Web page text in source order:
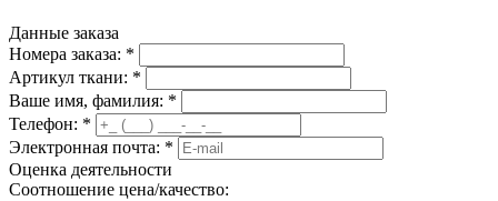
Данные заказа
Номера заказа: *
Артикул ткани: *
Ваше имя, фамилия: *
Телефон: *
Электронная почта: *
Оценка деятельности
Соотношение цена/качество: